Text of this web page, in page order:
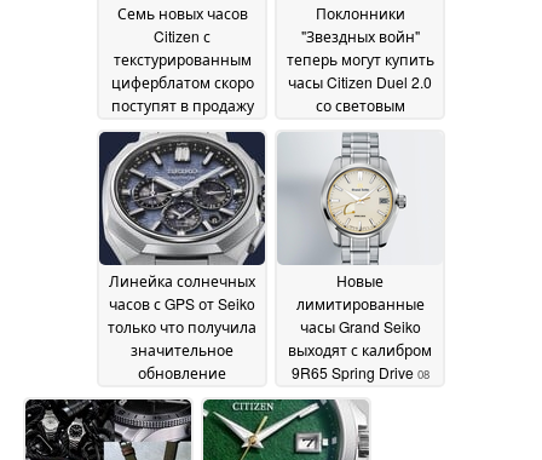
Семь новых часов
Citizen с
текстурированным
циферблатом скоро
поступят в продажу
14 May 2026
Поклонники
"Звездных войн"
теперь могут купить
часы Citizen Duel 2.0
со световым
питанием в США
May 2026
Линейка солнечных
часов с GPS от Seiko
только что получила
значительное
обновление
качества жизни13
May 2026
Новые
лимитированные
часы Grand Seiko
выходят с калибром
9R65 Spring Drive 08
May 2026